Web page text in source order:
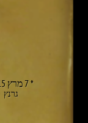
* 7 מרץ 1915
גרנץ